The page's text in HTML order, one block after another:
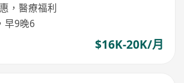
，醫療福利
早9晚6
$16K-20K/月